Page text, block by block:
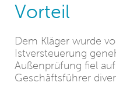
Vorteil
Dem Kläger wurde
Istversteuerung
Außenprüfung fiel
Geschäftsführer